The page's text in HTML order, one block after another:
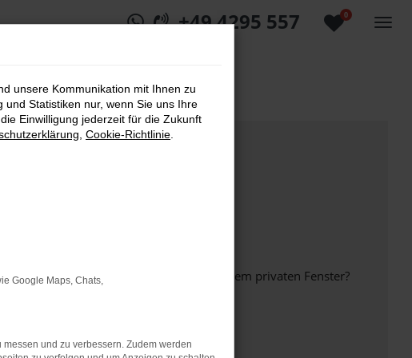
0
+49 4295 557
in einem anderen Browser oder in einem privaten Fenster?
unsere Kommunikation mit Ihnen zu
Statistiken nur, wenn Sie uns Ihre
Einwilligung jederzeit für die Zukunft
Cookie-Richtlinie
Google Maps, Chats,
und zu verbessern. Zudem werden